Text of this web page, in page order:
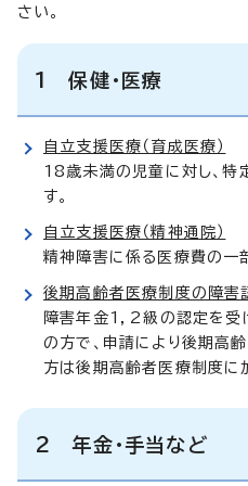
さい。
1 保健・医療
自立支援医療（育成医療）
18歳未満の児童に対し、特
す。
自立支援医療（精神通院）
精神障害に係る医療費の一
後期高齢者医療制度の障害
障害年金1，2級の認定を
の方で、申請により後期高
方は後期高齢者医療制度に
2 年金・手当など